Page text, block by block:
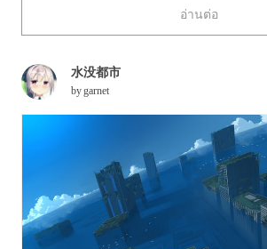
possible? Or will it be a picture of
only watch, tongue-tied and shaken, as
which is the most likely result?
Today, we’re featuring illustrations of
places that may exist in our future. Enjoy!
อ่านต่อ
水没都市
bygarnet